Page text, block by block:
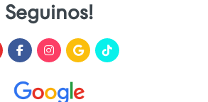
Seguinos!